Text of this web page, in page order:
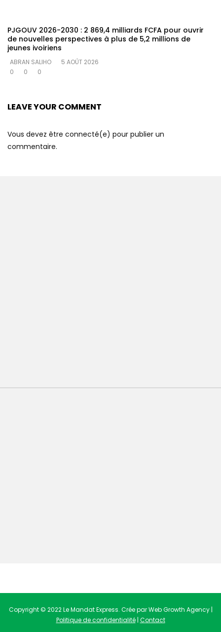
PJGOUV 2026-2030 : 2 869,4 milliards FCFA pour ouvrir
de nouvelles perspectives à plus de 5,2 millions de
jeunes ivoiriens
ABRAN SALIHO
5 AOÛT 2026
0
0 0
LEAVE YOUR COMMENT
Vous devez être connecté(e) pour publier un
commentaire.
Copyright © 2022 Le Mandat Express. Crée par Web Growth Agency |
Politique de confidentialité| Contact